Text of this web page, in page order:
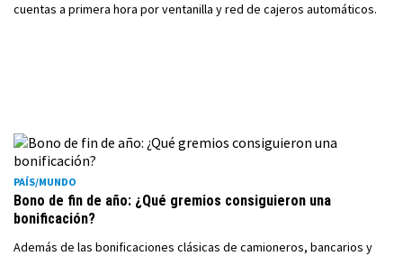
cuentas a primera hora por ventanilla y red de cajeros automáticos.
PAÍS/MUNDO
Bono de fin de año: ¿Qué gremios consiguieron una
bonificación?
Además de las bonificaciones clásicas de camioneros, bancarios y